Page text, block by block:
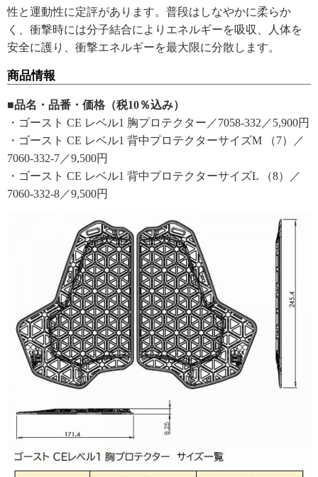
性と運動性に定評があります。普段はしなやかに柔らか
く、衝撃時には分子結合によりエネルギーを吸収、人体を
安全に護り、衝撃エネルギーを最大限に分散します。
商品情報
■品名・品番・価格（税10％込み）
・ゴースト CE レベル1 胸プロテクター／7058-332／5,900円
・ゴースト CE レベル1 背中プロテクターサイズM （7）／
7060-332-7／9,500円
・ゴースト CE レベル1 背中プロテクターサイズL （8）／
7060-332-8／9,500円